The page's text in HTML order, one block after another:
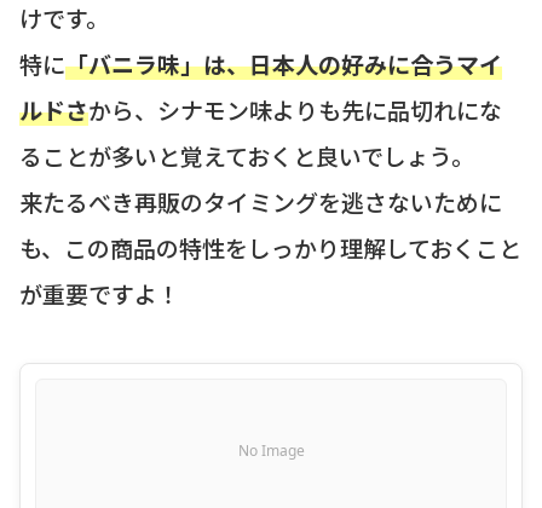
けです。
特に「バニラ味」は、日本人の好みに合うマイ
ルドさから、シナモン味よりも先に品切れにな
ることが多いと覚えておくと良いでしょう。
来たるべき再販のタイミングを逃さないために
も、この商品の特性をしっかり理解しておくこと
が重要ですよ！
No Image